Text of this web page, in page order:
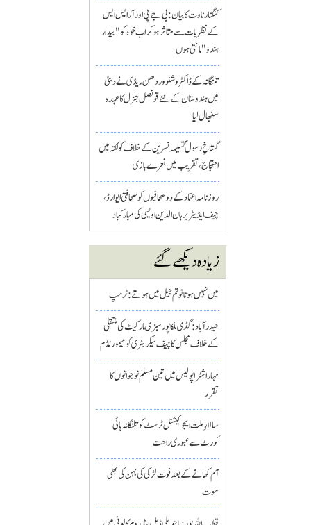
کنگنا رناوت کا بیان: بی جے پی اور آر ایس ایس
کے نظریات سے متاثر ہو کر اب خود کو "بیدار
ہندو" مانتی ہوں
تلنگانہ کے ڈاکٹر وشنو وردھن ریڈی نے دبئی
میں ہندوستان کے نئے قونصل جنرل کا عہدہ
سنبھال لیا
گستاخِ رسولؐ تسلیمہ نسرین کے خلاف کولکتہ میں
احتجاج، تقریب میں نعرے بازی
روزنامہ اعتماد کے دو صحافیوں کو صحافتی ایوارڈ،
چیف ایڈیٹر برہان الدین اویسی کی مبارکباد
زیادہ دیکھے گئے
میں نہیں ہوتا تو تم جیل میں ہوتے : ٹرمپ
حیدرآباد: گڈی ملکاپور سبزی مارکیٹ کی منتقلی
کے خلاف مجلس کا چیف سیکریٹری کو میمورنڈم
مہاراشٹرا پولیس میں تین مسلم نو جوانوں کا
تقرر
سالارِ ملت ایجوکیشنل ٹرسٹ کو تلنگانہ ہائی
کورٹ سے عبوری راحت
آم کھانے کے بعد فوت لڑکی کی بہن کی بھی
موت